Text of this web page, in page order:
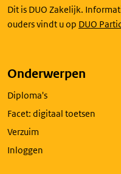
Dit is DUO Zakelijk.
ouders vindt u op DUO
Link
in
nieuw
Onderwerpen
Diploma's
Facet: digitaal toetsen
Verzuim
Inloggen